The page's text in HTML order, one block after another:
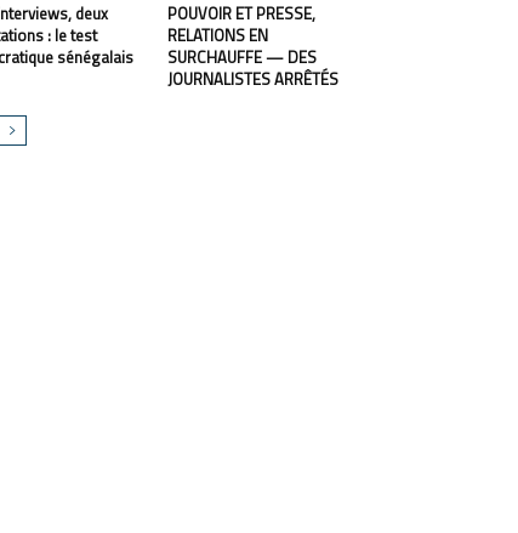
deux
: le test
sénégalais
POUVOIR ET PRESSE,
RELATIONS EN
SURCHAUFFE — DES
JOURNALISTES ARRÊTÉS